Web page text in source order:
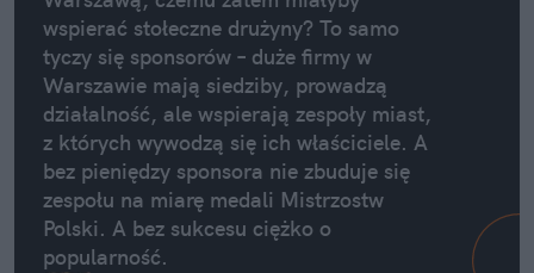
wspierać stołeczne drużyny? To samo
tyczy się sponsorów – duże firmy w
Warszawie mają siedziby, prowadzą
działalność, ale wspierają zespoły miast,
z których wywodzą się ich właściciele. A
bez pieniędzy sponsora nie zbuduje się
zespołu na miarę medali Mistrzostw
Polski. A bez sukcesu ciężko o
popularność.